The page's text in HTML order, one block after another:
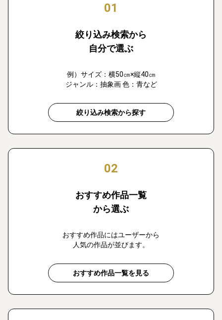
01
絞り込み検索から
自分で選ぶ
例）サイズ：横50㎝×縦40㎝
ジャンル：抽象画 色：青など
絞り込み検索から探す
02
おすすめ作品一覧
から選ぶ
おすすめ作品にはユーザーから
人気の作品が並びます。
おすすめ作品一覧を見る